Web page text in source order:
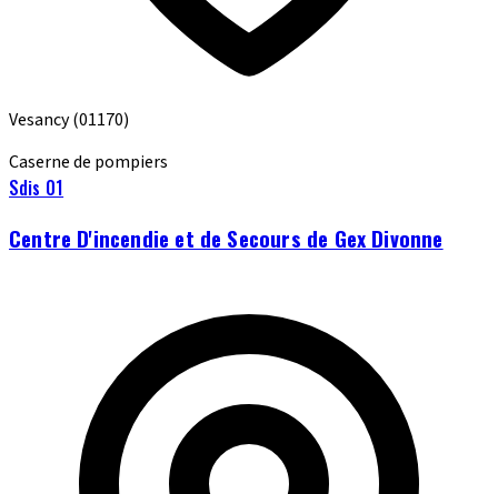
Vesancy(01170)
Caserne de pompiers
Sdis 01
Centre D'incendie et de Secours de Gex Divonne